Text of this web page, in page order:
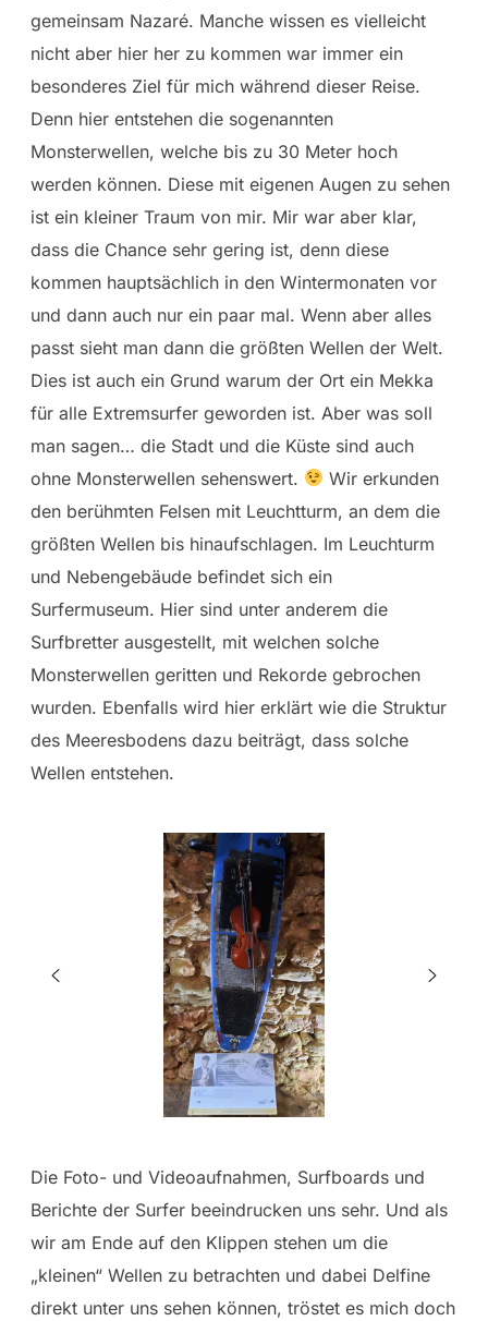
gemeinsam Nazaré. Manche wissen es vielleicht
nicht aber hier her zu kommen war immer ein
besonderes Ziel für mich während dieser Reise.
Denn hier entstehen die sogenannten
Monsterwellen, welche bis zu 30 Meter hoch
werden können. Diese mit eigenen Augen zu sehen
ist ein kleiner Traum von mir. Mir war aber klar,
dass die Chance sehr gering ist, denn diese
kommen hauptsächlich in den Wintermonaten vor
und dann auch nur ein paar mal. Wenn aber alles
passt sieht man dann die größten Wellen der Welt.
Dies ist auch ein Grund warum der Ort ein Mekka
für alle Extremsurfer geworden ist. Aber was soll
man sagen… die Stadt und die Küste sind auch
ohne Monsterwellen sehenswert.
Wir erkunden
den berühmten Felsen mit Leuchtturm, an dem die
größten Wellen bis hinaufschlagen. Im Leuchturm
und Nebengebäude befindet sich ein
Surfermuseum. Hier sind unter anderem die
Surfbretter ausgestellt, mit welchen solche
Monsterwellen geritten und Rekorde gebrochen
wurden. Ebenfalls wird hier erklärt wie die Struktur
des Meeresbodens dazu beiträgt, dass solche
Wellen entstehen.
Die Foto- und Videoaufnahmen, Surfboards und
Berichte der Surfer beeindrucken uns sehr. Und als
wir am Ende auf den Klippen stehen um die
„kleinen“ Wellen zu betrachten und dabei Delfine
direkt unter uns sehen können, tröstet es mich doch